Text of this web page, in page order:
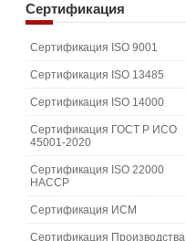
Сертификация
Сертификация ISO 9001
Сертификация ISO 13485
Сертификация ISO 14000
Сертификация ГОСТ Р ИСО
45001-2020
Сертификация ISO 22000
HACCP
Сертификация ИСМ
Сертификация Производства